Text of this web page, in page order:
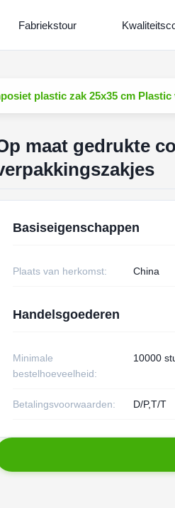
Fabriekstour
plastic zak 25x35 cm
maat gedrukte
Basiseigenschappen
Plaats van herkomst: China
Handelsgoederen
Minimale
bestelhoeveelheid:
10000
Betalingsvoorwaarden: D/P,T/T